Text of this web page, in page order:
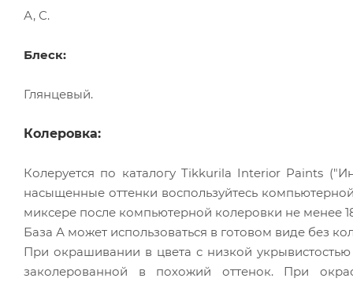
А, С.
Блеск:
Глянцевый.
Колеровка:
Колеруется по каталогу Tikkurila Interior Paints
насыщенные оттенки воспользуйтесь
миксере после компьютерной колеровки не менее
База А может использоваться в готовом виде без
При окрашивании в цвета с низкой
заколерованной в похожий оттенок. При